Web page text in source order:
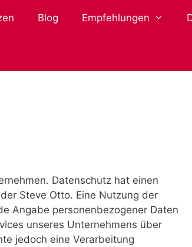
Blog Empfehlungen
Datenschutz hat einen
Steve Otto. Eine Nutzung der
Angabe personenbezogener Daten
unseres Unternehmens über
jedoch eine Verarbeitung